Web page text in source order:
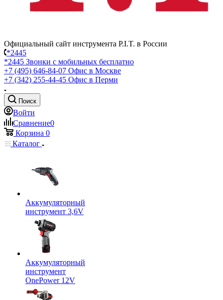
Официальный сайт инструмента P.I.T. в России
*2445
*2445 Звонки с мобильных бесплатно
+7 (495) 646-84-07 Офис в Москве
+7 (342) 255-44-45 Офис в Перми
Поиск
Войти
Сравнение0
Корзина 0
Каталог
Аккумуляторный
инструмент 3,6V
Аккумуляторный
инструмент
OnePower 12V